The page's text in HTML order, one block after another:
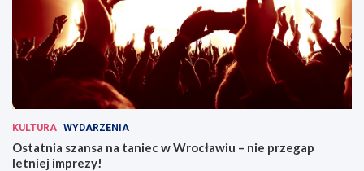
KULTURA WYDARZENIA
Ostatnia szansa na taniec w Wrocławiu – nie przegap
letniej imprezy!